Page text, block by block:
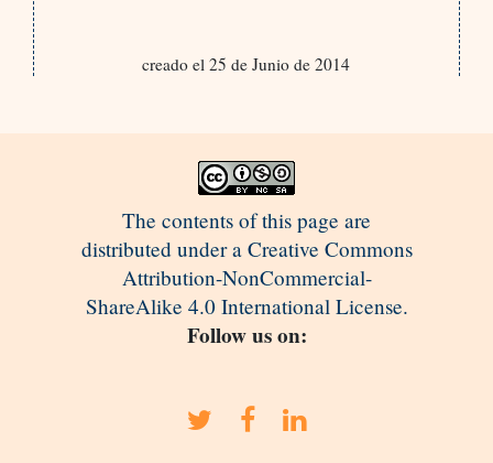
creado el 25 de Junio de 2014
The contents of this page are
distributed under a Creative Commons
Attribution-NonCommercial-
ShareAlike 4.0 International License.
Follow us on: